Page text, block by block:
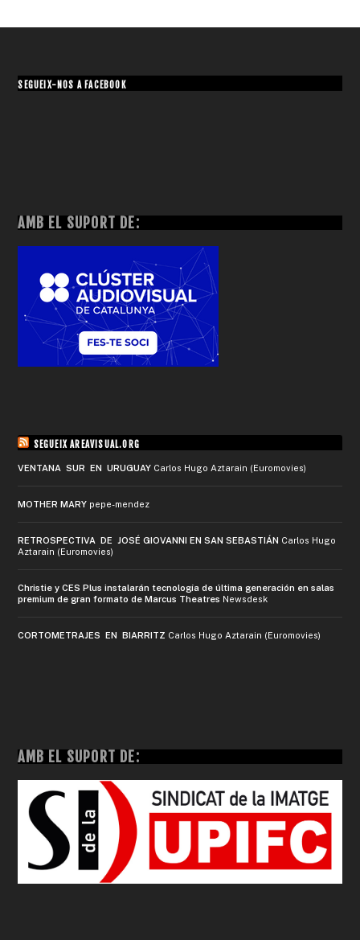
SEGUEIX-NOS A FACEBOOK
AMB EL SUPORT DE:
SEGUEIX AREAVISUAL.ORG
VENTANA SUR EN URUGUAY Carlos Hugo Aztarain (Euromovies)
MOTHER MARY pepe-mendez
RETROSPECTIVA DE JOSÉ GIOVANNI EN SAN SEBASTIÁN Carlos Hugo
Aztarain (Euromovies)
Christie y CES Plus instalarán tecnología de última generación en salas
premium de gran formato de Marcus Theatres Newsdesk
CORTOMETRAJES EN BIARRITZ Carlos Hugo Aztarain (Euromovies)
AMB EL SUPORT DE: